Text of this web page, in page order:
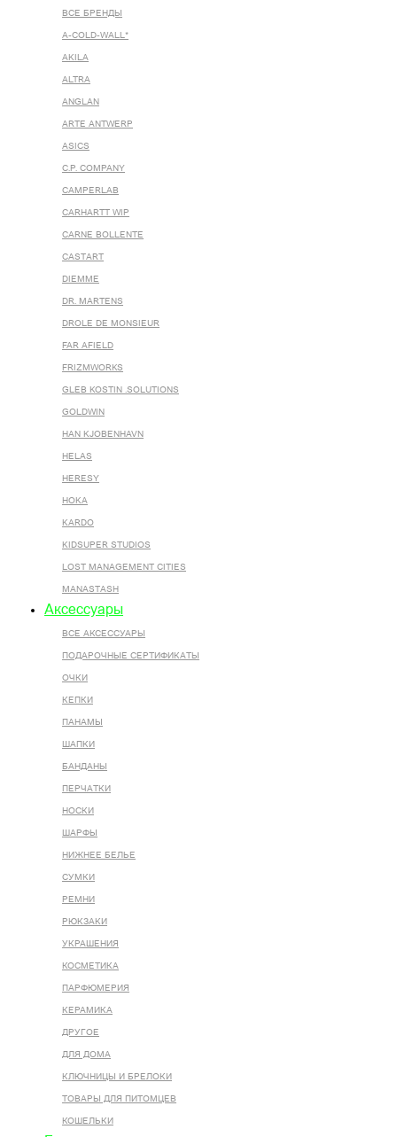
ВСЕ БРЕНДЫ
A-COLD-WALL*
AKILA
ALTRA
ANGLAN
ARTE ANTWERP
ASICS
C.P. COMPANY
CAMPERLAB
CARHARTT WIP
CARNE BOLLENTE
CASTART
DIEMME
DR. MARTENS
DROLE DE MONSIEUR
FAR AFIELD
FRIZMWORKS
GLEB KOSTIN .SOLUTIONS
GOLDWIN
HAN KJOBENHAVN
HELAS
HERESY
HOKA
KARDO
KIDSUPER STUDIOS
LOST MANAGEMENT CITIES
MANASTASH
Аксессуары
ВСЕ AКСЕССУАРЫ
ПОДАРОЧНЫЕ СЕРТИФИКАТЫ
ОЧКИ
КЕПКИ
ПАНАМЫ
ШАПКИ
БАНДАНЫ
ПЕРЧАТКИ
НОСКИ
ШАРФЫ
НИЖНЕЕ БЕЛЬЕ
СУМКИ
РЕМНИ
РЮКЗАКИ
УКРАШЕНИЯ
КОСМЕТИКА
ПАРФЮМЕРИЯ
КЕРАМИКА
ДРУГОЕ
ДЛЯ ДОМА
КЛЮЧНИЦЫ И БРЕЛОКИ
ТОВАРЫ ДЛЯ ПИТОМЦЕВ
КОШЕЛЬКИ